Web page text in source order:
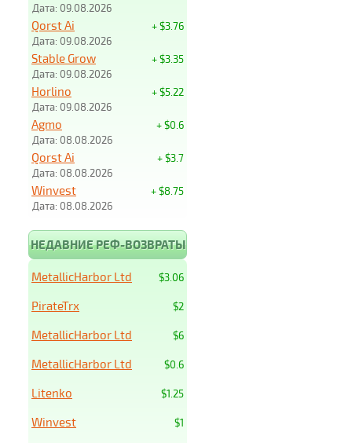
Дата: 09.08.2026
+ $3.76
Qorst Ai
Дата: 09.08.2026
+ $3.35
Stable Grow
Дата: 09.08.2026
+ $5.22
Horlino
Дата: 09.08.2026
+ $0.6
Agmo
Дата: 08.08.2026
+ $3.7
Qorst Ai
Дата: 08.08.2026
+ $8.75
Winvest
Дата: 08.08.2026
НЕДАВНИЕ РЕФ-ВОЗВРАТЫ
$3.06
MetallicHarbor Ltd
$2
PirateTrx
$6
MetallicHarbor Ltd
$0.6
MetallicHarbor Ltd
$1.25
Litenko
$1
Winvest